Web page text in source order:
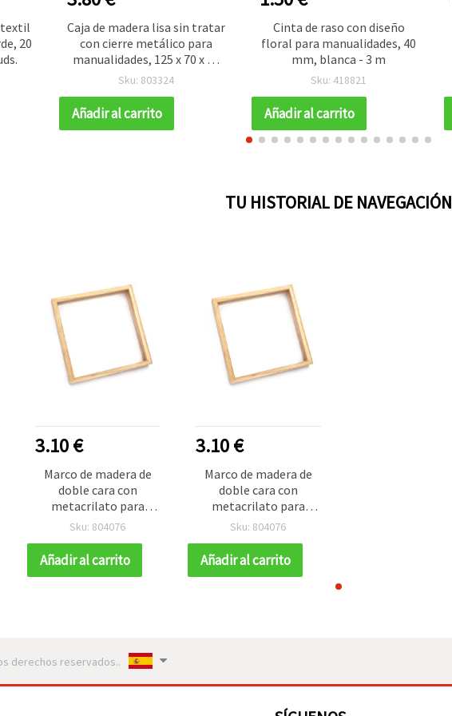
textil
20
Caja de madera lisa sin tratar
con cierre metálico para
manualidades, 125 x 70 x 50
mm
Sku: 803324
Añadir al carrito
Cinta de raso con diseño
floral para manualidades, 40
mm, blanca - 3 m
Sku: 418821
Añadir al carrito
TU HISTORIAL DE NAVEGACIÓN
3.10 €
Marco de madera de
doble cara con
metacrilato para
pintura, 20 x 20 cm
Sku: 804076
Añadir al carrito
3.10 €
Marco de madera de
doble cara con
metacrilato para
pintura, 20 x 20 cm
Sku: 804076
Añadir al carrito
derechos reservados..